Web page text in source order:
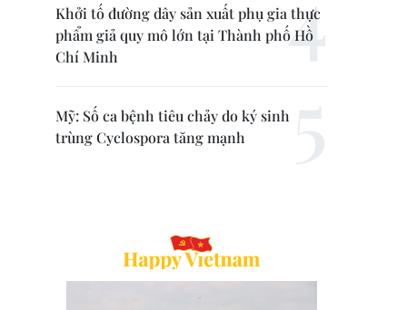
Khởi tố đường dây sản xuất phụ gia thực
phẩm giả quy mô lớn tại Thành phố Hồ
Chí Minh
Mỹ: Số ca bệnh tiêu chảy do ký sinh
trùng Cyclospora tăng mạnh